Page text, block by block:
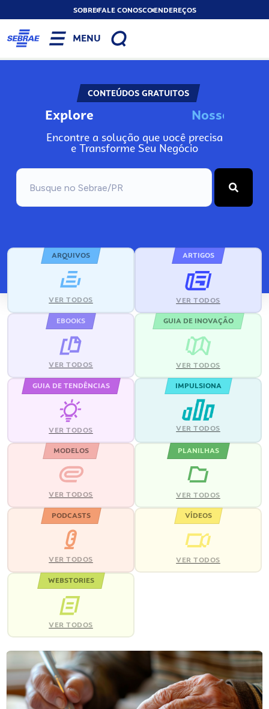
SOBREFALE CONOSCOENDEREÇOS
MENU
CONTEÚDOS GRATUITOS
Explore Nosso
Encontre a solução que você precisa
e Transforme Seu Negócio
ARQUIVOS
VER TODOS
ARTIGOS
VER TODOS
EBOOKS
VER TODOS
GUIA DE INOVAÇÃO
VER TODOS
GUIA DE TENDÊNCIAS
VER TODOS
IMPULSIONA
VER TODOS
MODELOS
VER TODOS
PLANILHAS
VER TODOS
PODCASTS
VER TODOS
VÍDEOS
VER TODOS
WEBSTORIES
VER TODOS